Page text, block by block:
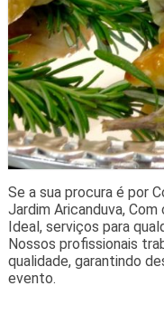
Se a sua procura é por
Jardim Aricanduva,
Ideal, serviços para
Nossos profissionais
qualidade, garantindo
evento.